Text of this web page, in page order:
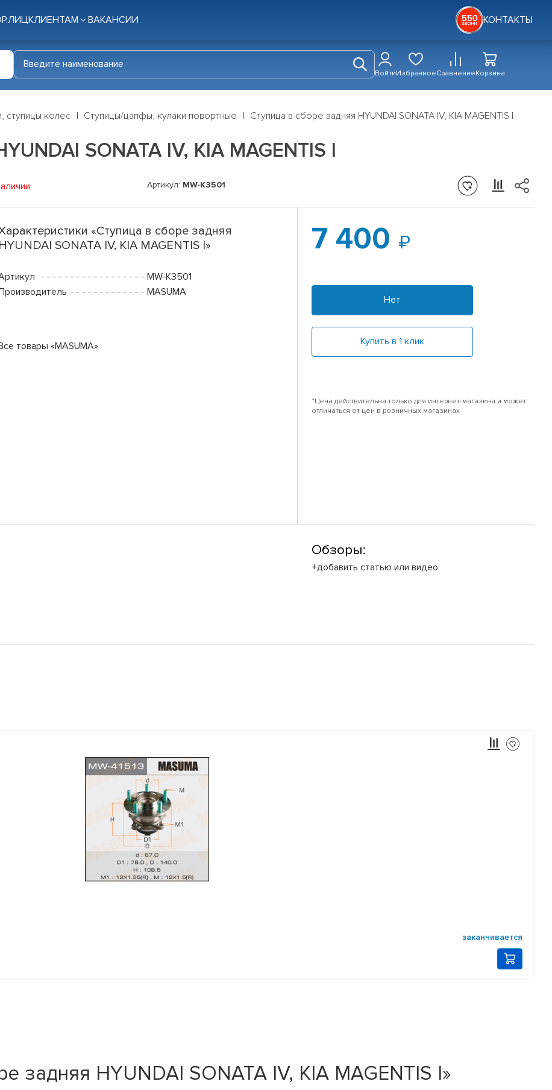
КЛИЕНТАМ ВАКАНСИИ КОНТАКТЫ
ВойтиИзбранноеСравнениеКорзина
ступицы колес Ступицы/цапфы, кулаки повортные Ступица в сборе задняя HYUNDAI SONATA IV, KIA MAGENTIS I
SONATA IV, KIA MAGENTIS I
Артикул: MW-K3501
«Ступица в сборе задняя
HYUNDAI SONATA IV, KIA MAGENTIS I»
MW-K3501
MASUMA
товары «MASUMA»
7 400
Нет
Купить в 1 клик
*Цена действительна только для интернет-магазина и может
отличаться от цен в розничных магазинах
Обзоры:
+добавить статью или видео
заканчивается
задняя HYUNDAI SONATA IV, KIA MAGENTIS I»